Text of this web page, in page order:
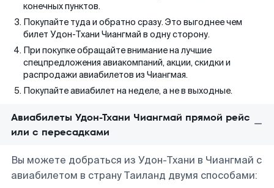
конечных пунктов.
Покупайте туда и обратно сразу. Это выгоднее чем
билет Удон-Тхани Чиангмай в одну сторону.
При покупке обращайте внимание на лучшие
спецпредложения авиакомпаний, акции, скидки и
распродажи авиабилетов из Чиангмая.
Покупайте авиабилет на неделе, а не в выходные.
Авиабилеты Удон-Тхани Чиангмай прямой рейс
или с пересадками
Вы можете добраться из Удон-Тхани в Чиангмай с
авиабилетом в страну Таиланд двумя способами: